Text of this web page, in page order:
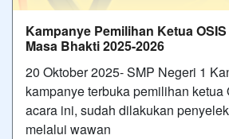
Kampanye Pemilihan Ketua
Masa Bhakti 2025-2026
20 Oktober 2025- SMP Negeri 1
kampanye terbuka pemilihan ketua
acara ini, sudah dilakukan
melalui wawan